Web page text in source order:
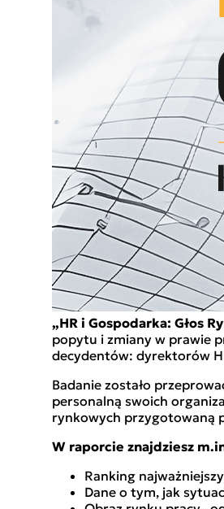
„HR i Gospodarka: Głos
popytu i zmiany w prawie
decydentów: dyrektorów
Badanie zostało
personalną swoich
rynkowych przygotowaną
W raporcie znajdziesz
Ranking
Dane o tym, jak